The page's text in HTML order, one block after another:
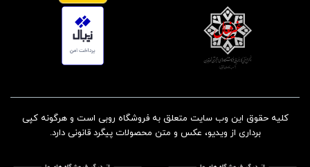
کلیه حقوق این وب سایت متعلق به فروشگاه روبی است و هرگونه کپی
برداری از ویدیو، عکس و متن محصولات پیگرد قانونی دارد.